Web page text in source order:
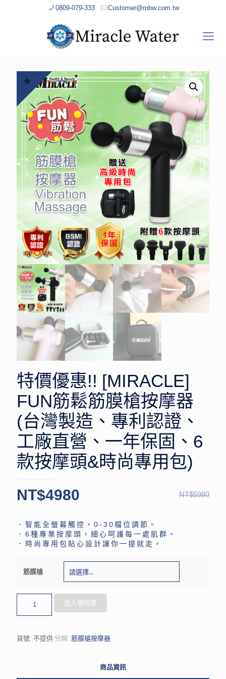
0809-079-333 Customer@mbw.com.tw
特價優惠!! [MIRACLE]
FUN筋鬆筋膜槍按摩器
(台灣製造、專利認證、
工廠直營、一年保固、6
款按摩頭&時尚專用包)
NT$5980
NT$4980
．智能全螢幕觸控，0-30檔位調節。
．6種專業按摩頭，細心呵護每一處肌群。
．時尚專用包貼心設計讓你一提就走。
筋膜槍
加入購物車
貨號: 不提供 分類: 筋膜槍按摩器
商品資訊